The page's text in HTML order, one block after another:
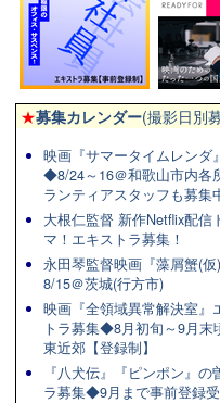
★募集カレンダー(撮影日別
映画『サマータイムレンダ』
◆8/24～16＠和歌山市内各
ランティアスタッフも募集
大根仁監督 新作Netflix配信
マ！エキストラ募集！
永田琴監督映画『藻屑蟹(仮)
8/15＠茨城(行方市)
映画『全領域異常解決室』
トラ募集◆8月初旬～9月末
東近郊【登録制】
『八犬伝』『ピンポン』
ラ募集◆9月まで事前登録